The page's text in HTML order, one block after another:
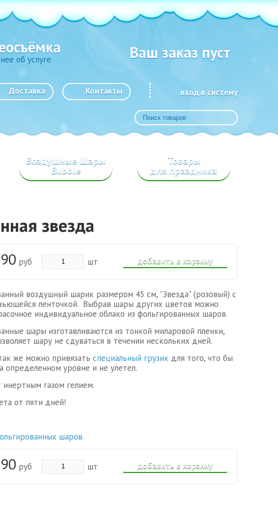
об услуге Ваш заказ пуст
вход в систему
Доставка Контакты
Воздушные Шары
Bubble
Товары
для праздника
звезда
добавить в корзину
руб шт
воздушный шарик размером 45 см, "Звезда" (розовый) с
ленточкой. Выбрав шары других цветов можно
индивидуальное облако из фольгированных шаров.
шары изготавливаются из тонкой миларовой пленки,
шару не сдуваться в течении нескольких дней.
же можно привязать специальный грузик для того, что бы
определенном уровне и не улетел.
газом гелием.
от пяти дней!
шаров.
добавить в корзину
руб шт